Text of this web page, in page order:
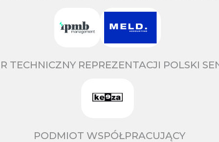
TECHNICZNY REPREZENTACJI POLSKI
PODMIOT WSPÓŁPRACUJĄCY